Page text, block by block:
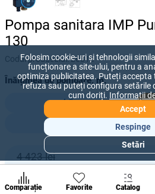
Pompa sanitara IMP
130
Codul produsului:26815
Înălțimea de pompare, m:
4,0
4 423 lei
3 751lei
Comparație Favorite Catalog
Folosim cookie-uri și tehnologii
funcționare a site-ului, pentru a
optimiza publicitatea. Puteți accepta
refuza sau puteți configura setările
cum doriți. Informații
Accept
Respinge
Setări